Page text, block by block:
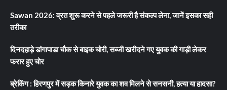
Sawan 2026: व्रत शुरू करने से पहले जरूरी है संकल्प लेना, जानें इसका सही
तरीका
दिनदहाड़े डांगापाडा चौक से बाइक चोरी, सब्जी खरीदने गए युवक की गाड़ी लेकर
फरार हुए चोर
ब्रेकिंग : हिरणपुर में सड़क किनारे युवक का शव मिलने से सनसनी, हत्या या हादसा?